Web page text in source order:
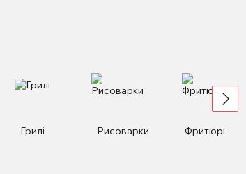
Грилі Рисоварки Фритюрниці